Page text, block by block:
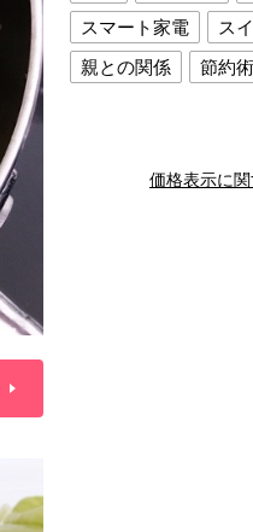
スマート家電
ス
親との関係
節約術
夫との関係
新津
価格表示に